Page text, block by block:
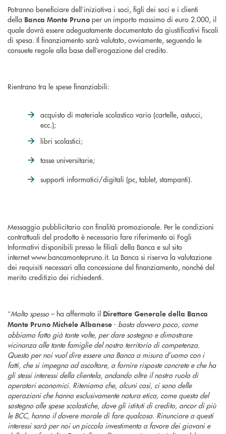
Potranno beneficiare dell’iniziativa i soci, figli dei soci e i clienti
della Banca Monte Pruno per un importo massimo di euro 2.000, il
quale dovrà essere adeguatamente documentato da giustificativi fiscali
di spesa. Il finanziamento sarà valutato, ovviamente, seguendo le
consuete regole alla base dell’erogazione del credito.
Rientrano tra le spese finanziabili:
acquisto di materiale scolastico vario (cartelle, astucci,
ecc.);
libri scolastici;
tasse universitarie;
supporti informatici/digitali (pc, tablet, stampanti).
Messaggio pubblicitario con finalità promozionale. Per le condizioni
contrattuali del prodotto è necessario fare riferimento ai Fogli
Informativi disponibili presso le filiali della Banca e sul sito
internet www.bancamontepruno.it. La Banca si riserva la valutazione
dei requisiti necessari alla concessione del finanziamento, nonché del
merito creditizio dei richiedenti.
“Molto spesso – ha affermato il Direttore Generale della Banca
Monte Pruno Michele Albanese- basta davvero poco, come
abbiamo fatto già tante volte, per dare sostegno e dimostrare
vicinanza alle tante famiglie del nostro territorio di competenza.
Questo per noi vuol dire essere una Banca a misura d’uomo con i
fatti, che si impegna ad ascoltare, a fornire risposte concrete e che ha
gli stessi interessi della clientela, andando oltre il nostro ruolo di
operatori economici. Riteniamo che, alcuni casi, ci sono delle
operazioni che hanno esclusivamente natura etica, come questa del
sostegno alle spese scolastiche, dove gli istituti di credito, ancor di più
le BCC, hanno il dovere morale di fare qualcosa. Rinunciare a questi
interessi sarà per noi un piccolo investimento a favore dei giovani e